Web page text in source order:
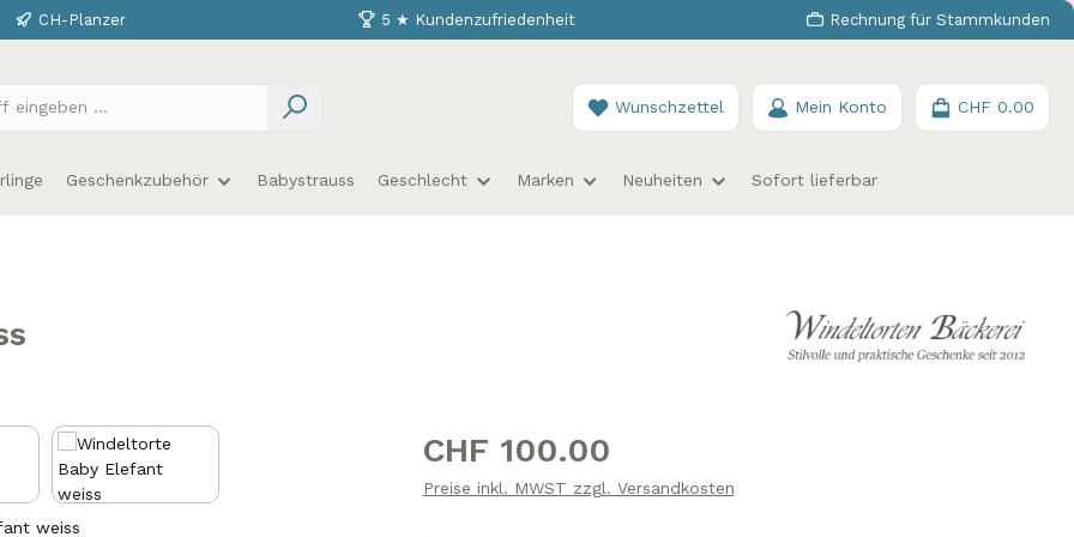
CH-Planzer 5 ★ Kundenzufriedenheit Rechnung für Stammkunden
Wunschzettel Du hast 0 Produkte auf dem Merkzettel
Mein Konto CHF 0.00
Geschenkzubehör Babystrauss Geschlecht Marken Neuheiten Sofort lieferbar
Regulärer Preis:
CHF 100.00
Preise inkl. MWST zzgl. Versandkosten